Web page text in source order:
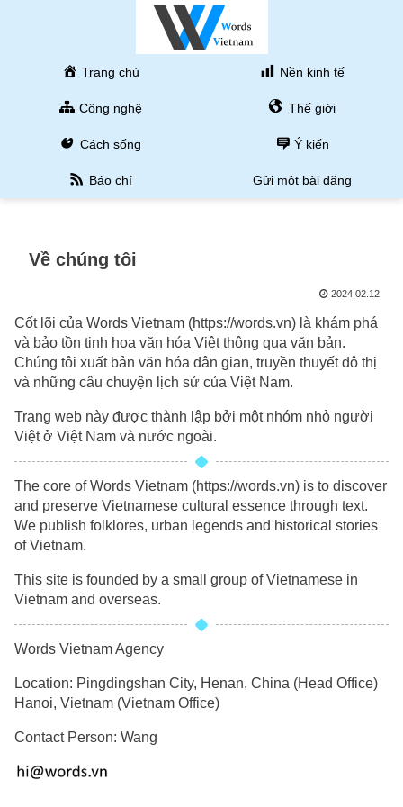
Trang chủ Nền kinh tế
Công nghệ Thế giới
Cách sống Ý kiến
Báo chí Gửi một bài đăng
Về chúng tôi
2024.02.12
Cốt lõi của Words Vietnam (https://words.vn) là khám phá
và bảo tồn tinh hoa văn hóa Việt thông qua văn bản.
Chúng tôi xuất bản văn hóa dân gian, truyền thuyết đô thị
và những câu chuyện lịch sử của Việt Nam.
Trang web này được thành lập bởi một nhóm nhỏ người
Việt ở Việt Nam và nước ngoài.
The core of Words Vietnam (https://words.vn) is to discover
and preserve Vietnamese cultural essence through text.
We publish folklores, urban legends and historical stories
of Vietnam.
This site is founded by a small group of Vietnamese in
Vietnam and overseas.
Words Vietnam Agency
Location: Pingdingshan City, Henan, China (Head Office)
Hanoi, Vietnam (Vietnam Office)
Contact Person: Wang